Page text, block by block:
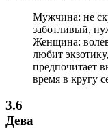
Мужчина: не
заботливый,
Женщина:
любит
предпочитает
время в кругу
3.6
Дева